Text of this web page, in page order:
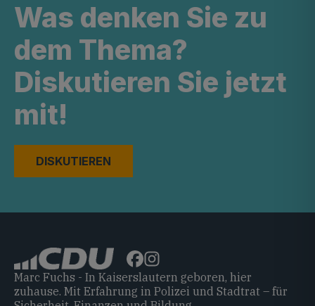
Was denken Sie zu
dem Thema?
Diskutieren Sie jetzt
mit!
DISKUTIEREN
Marc Fuchs - In Kaiserslautern geboren, hier
zuhause. Mit Erfahrung in Polizei und Stadtrat – für